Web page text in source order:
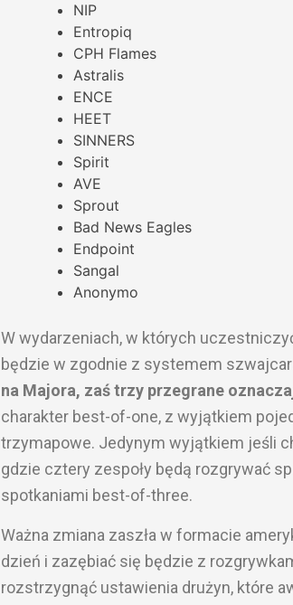
NIP
Entropiq
CPH Flames
Astralis
ENCE
HEET
SINNERS
Spirit
AVE
Sprout
Bad News Eagles
Endpoint
Sangal
Anonymo
W wydarzeniach, w których
będzie w zgodnie z systemem
na Majora, zaś trzy przegrane
charakter best-of-one, z wyjątkiem
trzymapowe. Jedynym wyjątkiem jeśli
gdzie cztery zespoły będą rozgrywać
spotkaniami best-of-three.
Ważna zmiana zaszła w formacie
dzień i zazębiać się będzie z
rozstrzygnąć ustawienia drużyn, które